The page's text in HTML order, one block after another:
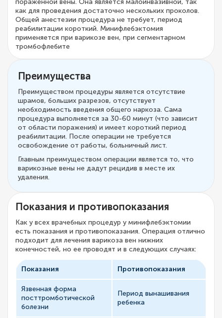
пораженной вены. Она является малоинвазивной, так
как для проведения достаточно нескольких проколов.
Общей анестезии процедура не требует, период
реабилитации короткий. Минифлебэктомия
применяется при варикозе вен, при сегментарном
тромбофлебите
Преимущества
Преимуществом процедуры является отсутствие
шрамов, больших разрезов, отсутствует
необходимость введения общего наркоза. Сама
процедура выполняется за 30-60 минут (что зависит
от области поражения) и имеет короткий период
реабилитации. После операции не требуется
освобождение от работы, больничный лист.
Главным преимуществом операции является то, что
варикозные вены не дадут рецидив в месте их
удаления.
Показания и противопоказания
Как у всех врачебных процедур у минифлебэктомии
есть показания и противопоказания. Операция отлично
подходит для лечения варикоза вен нижних
конечностей, но ее проводят и в следующих случаях:
Показания Противопоказания
Язвенная форма
посттромботической
болезни
Период вынашивания
ребенка